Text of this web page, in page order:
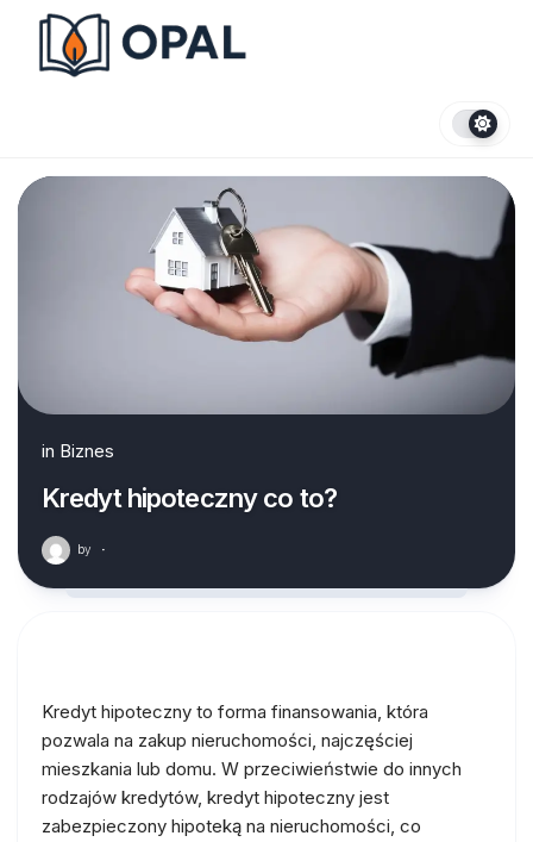
content
in Biznes
Kredyt hipoteczny co to?
by ·
Kredyt hipoteczny to forma finansowania, która
pozwala na zakup nieruchomości, najczęściej
mieszkania lub domu. W przeciwieństwie do innych
rodzajów kredytów, kredyt hipoteczny jest
zabezpieczony hipoteką na nieruchomości, co